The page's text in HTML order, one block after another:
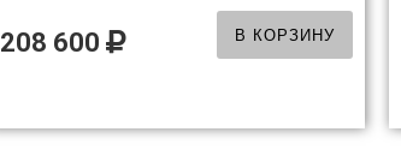
208 600 В КОРЗИНУ